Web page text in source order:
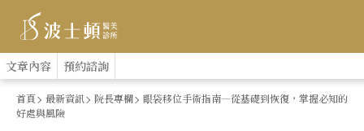
跳
:::
文章內容 預約諮詢
首頁 最新資訊 院長專欄
眼袋移位手術指南—從基礎到恢復，掌握必知的
好處與風險